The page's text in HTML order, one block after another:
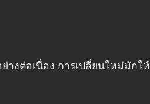
งต่อเนื่อง การเปลี่ยนใหม่มักให้